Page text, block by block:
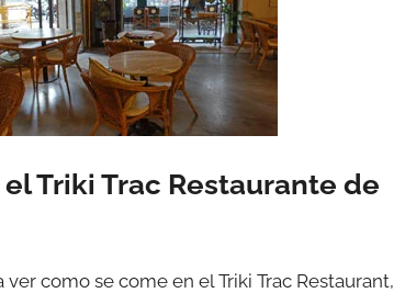
Triki Trac Restaurante de
como se come en el Triki Trac Restaurant,